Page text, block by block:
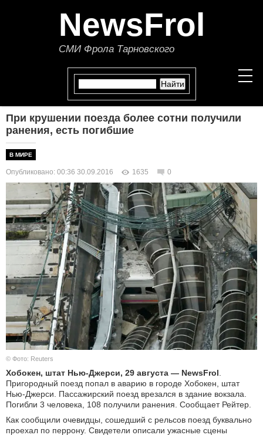
NewsFrol
СМИ Фрола Тарновского
НОВОСТИ
ПОЛИТИКА
ЭКОНОМИКА
В МИРЕ
ОБЩЕСТВО
КУЛЬТУРА
НАУКА
СПОРТ
АВТО И МОТО
ЭГОИЗМ
При крушении поезда более сотни получили
ранения, есть погибшие
В МИРЕ
Опубликовано: 00:36 30.09.2016 1635 0
© Фото: Reuters
Хобокен, штат Нью-Джерси, 29 августа — NewsFrol.
Пригородный поезд попал в аварию в городе Хобокен, штат
Нью-Джерси. Пассажирский поезд врезался в здание вокзала.
Погибли 3 человека, 108 получили ранения. Сообщает Рейтер.
Как сообщили очевидцы, сошедший с рельсов поезд буквально
проехал по перрону. Свидетели описали ужасные сцены